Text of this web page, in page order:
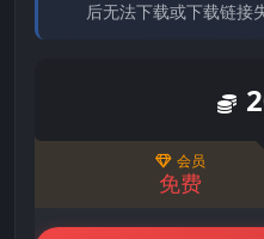
后无法下载或下载链接
会员
免费